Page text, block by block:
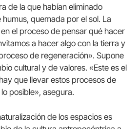
de la que habían eliminado
quemada por el sol. La
el proceso de pensar qué hacer
a hacer algo con la tierra y
de regeneración». Supone
cultural y de valores. «Este es el
que llevar estos procesos de
posible», asegura.
de los espacios es